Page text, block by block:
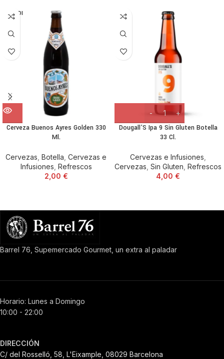
VENDI
DO
Cerveza Buenos Ayres Golden 330
Ml.
Cervezas Botella Cervezas e
Infusiones Refrescos
2,00 €
Dougall’S Ipa 9 Sin Gluten Botella
33 Cl.
Cervezas e Infusiones
Cervezas Sin Gluten Refrescos
4,00 €
Barrel 76, Supemercado Gourmet, un extra al paladar
Horario: Lunes a Domingo
10:00 - 22:00
DIRECCIÓN
C/ del Rosselló, 58, L'Eixample, 08029 Barcelona